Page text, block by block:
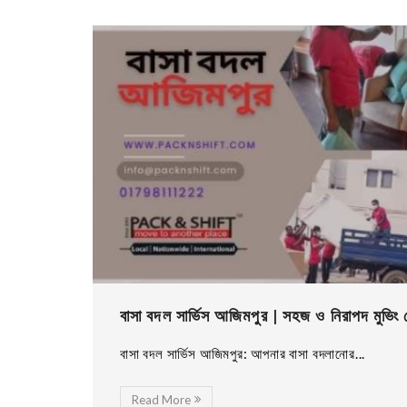
বাসা বদল সার্ভিস আজিমপুর | সহজ ও নিরাপদ মুভিং
বাসা বদল সার্ভিস আজিমপুর: আপনার বাসা বদলানোর...
Read More